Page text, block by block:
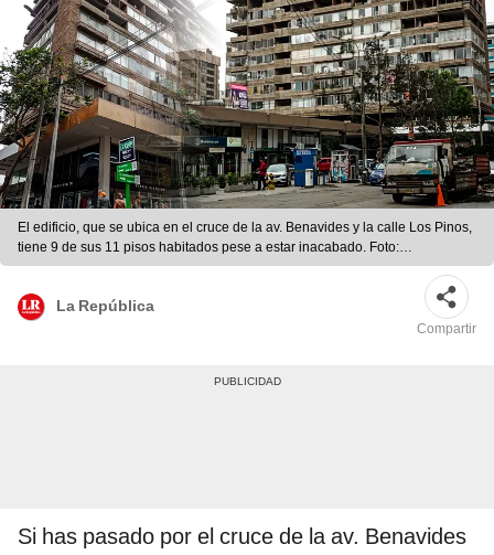
El edificio, que se ubica en el cruce de la av. Benavides y la calle Los Pinos,
tiene 9 de sus 11 pisos habitados pese a estar inacabado. Foto:
composición de Fabrizio Oviedo/La República
La República
Compartir
Si has pasado por el cruce de la av. Benavides